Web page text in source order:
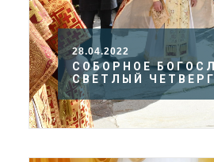
28.04.2022
СОБОРНОЕ
СВЕТЛЫЙ